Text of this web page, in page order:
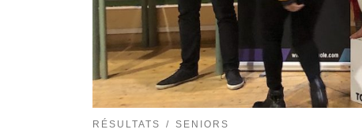
RÉSULTATS SENIORS